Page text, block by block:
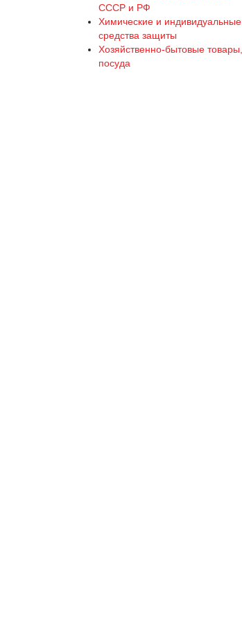
СССР и РФ
Химические и индивидуальные
средства защиты
Хозяйственно-бытовые товары,
посуда